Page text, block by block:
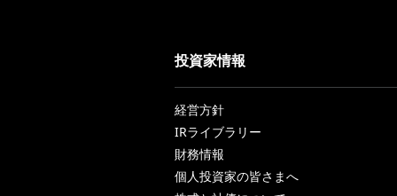
投資家情報
経営方針
IRライブラリー
財務情報
個人投資家の皆さまへ